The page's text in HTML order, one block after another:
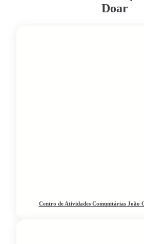
Doar
Centro de Atividades Comunitárias João